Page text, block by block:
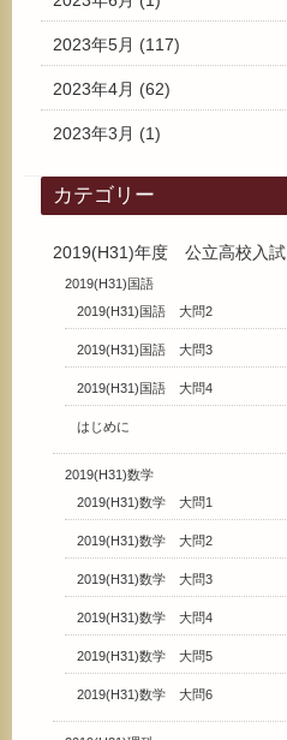
2023年5月 (117)
2023年4月 (62)
2023年3月 (1)
カテゴリー
2019(H31)年度 公立高校入試
2019(H31)国語
2019(H31)国語 大問2
2019(H31)国語 大問3
2019(H31)国語 大問4
はじめに
2019(H31)数学
2019(H31)数学 大問1
2019(H31)数学 大問2
2019(H31)数学 大問3
2019(H31)数学 大問4
2019(H31)数学 大問5
2019(H31)数学 大問6